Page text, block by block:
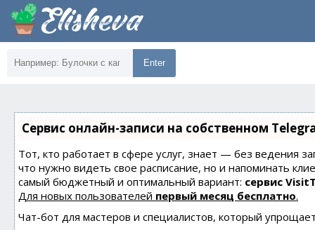
Enter
Сервис онлайн-записи на собственном
Тот, кто работает в сфере услуг, знает — без ведения
что нужно видеть свое расписание, но и напоминать
самый бюджетный и оптимальный вариант: сервис
Для новых пользователей первый месяц бесплатно.
Чат-бот для мастеров и специалистов, который